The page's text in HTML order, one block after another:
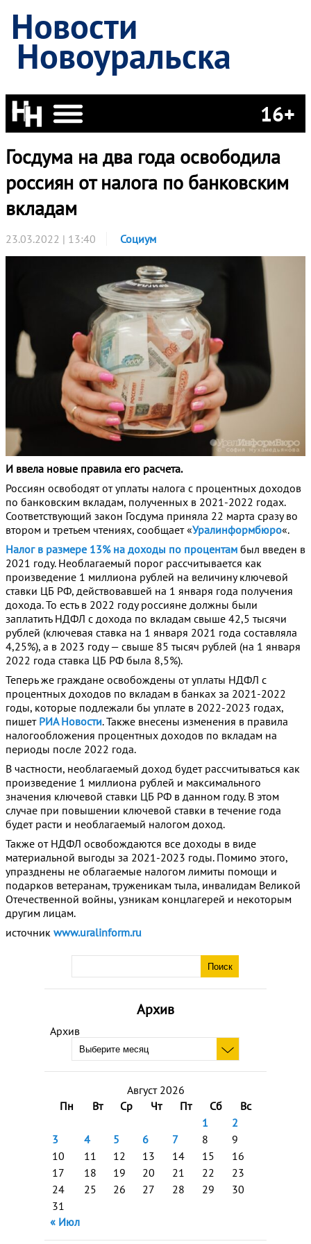
Новости
Новоуральска
16+
Архив
Архив
Август 2026
Пн
Вт Ср Чт Пт Сб
Вс
1
2
3
4 5 6 7 8
9
10
11 12 13 14 15
16
17
18 19 20 21 22
23
24
25 26 27 28 29
30
31
« Июл
Госдума на два года освободила
россиян от налога по банковским
вкладам
23.03.2022 | 13:40 Социум
И ввела новые правила его расчета.
Россиян освободят от уплаты налога с процентных доходов
по банковским вкладам, полученных в 2021-2022 годах.
Соответствующий закон Госдума приняла 22 марта сразу во
втором и третьем чтениях, сообщает «Уралинформбюро«.
Налог в размере 13% на доходы по процентам был введен в
2021 году. Необлагаемый порог рассчитывается как
произведение 1 миллиона рублей на величину ключевой
ставки ЦБ РФ, действовавшей на 1 января года получения
дохода. То есть в 2022 году россияне должны были
заплатить НДФЛ с дохода по вкладам свыше 42,5 тысячи
рублей (ключевая ставка на 1 января 2021 года составляла
4,25%), а в 2023 году — свыше 85 тысяч рублей (на 1 января
2022 года ставка ЦБ РФ была 8,5%).
Теперь же граждане освобождены от уплаты НДФЛ с
процентных доходов по вкладам в банках за 2021-2022
годы, которые подлежали бы уплате в 2022-2023 годах,
пишет РИА Новости. Также внесены изменения в правила
налогообложения процентных доходов по вкладам на
периоды после 2022 года.
В частности, необлагаемый доход будет рассчитываться как
произведение 1 миллиона рублей и максимального
значения ключевой ставки ЦБ РФ в данном году. В этом
случае при повышении ключевой ставки в течение года
будет расти и необлагаемый налогом доход.
Также от НДФЛ освобождаются все доходы в виде
материальной выгоды за 2021-2023 годы. Помимо этого,
упразднены не облагаемые налогом лимиты помощи и
подарков ветеранам, труженикам тыла, инвалидам Великой
Отечественной войны, узникам концлагерей и некоторым
другим лицам.
источник www.uralinform.ru